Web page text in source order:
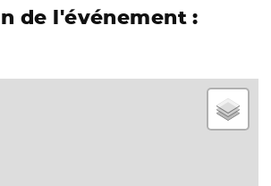
de l'événement :